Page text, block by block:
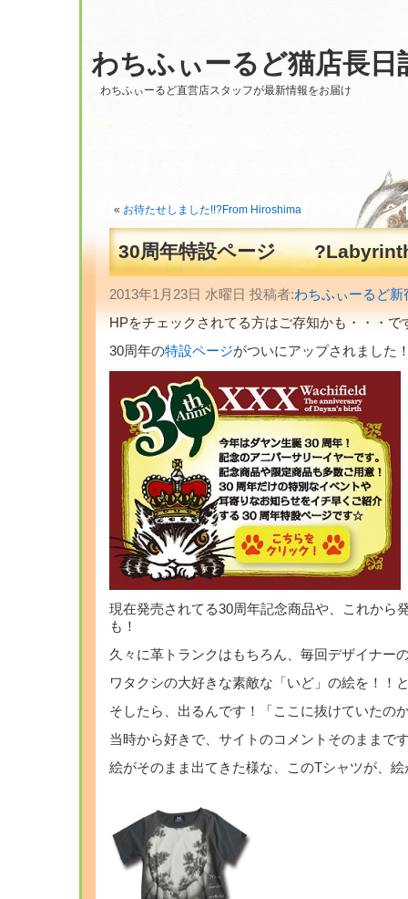
わちふぃーるど猫店長日
わちふぃーるど直営店スタッフが最新情報をお届け
« お待たせしました!!?From Hiroshima
30周年特設ページ
2013年1月23日 水曜日 投稿者:わちふぃーるど
HPをチェックされてる方はご存知かも・・・で
30周年の特設ページがついにアップされました
現在発売されてる30周年記念商品や、これから
も！
久々に革トランクはもちろん、毎回デザイナー
ワタクシの大好きな素敵な「いど」の絵を！！
そしたら、出るんです！「ここに抜けていたの
当時から好きで、サイトのコメントそのままで
絵がそのまま出てきた様な、このTシャツが、